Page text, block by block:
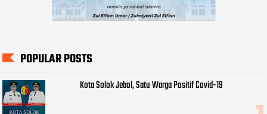
POPULAR POSTS
Kota Solok Jebol, Satu Warga Positif Covid-19